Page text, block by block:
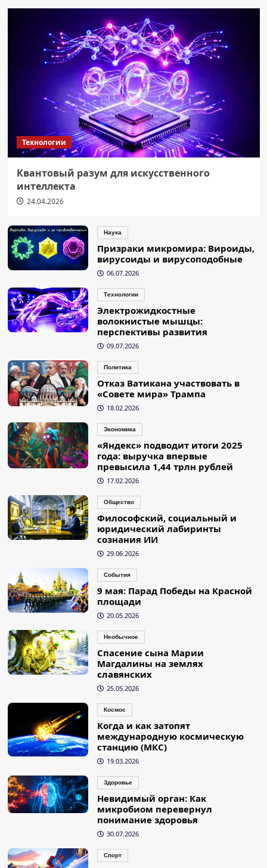
Технологии
Квантовый разум для искусственного
интеллекта
24.04.2026
Наука
Призраки микромира: Вироиды,
вирусоиды и вирусоподобные
06.07.2026
Технологии
Электрожидкостные
волокнистые мышцы:
перспективы развития
09.07.2026
Политика
Отказ Ватикана участвовать в
«Совете мира» Трампа
18.02.2026
Экономика
«Яндекс» подводит итоги 2025
года: выручка впервые
превысила 1,44 трлн рублей
17.02.2026
Общество
Философский, социальный и
юридический лабиринты
сознания ИИ
29.06.2026
События
9 мая: Парад Победы на Красной
площади
20.05.2026
Необычное
Спасение сына Марии
Магдалины на землях
славянских
25.05.2026
Космос
Когда и как затопят
международную космическую
станцию (МКС)
19.03.2026
Здоровье
Невидимый орган: Как
микробиом перевернул
понимание здоровья
30.07.2026
Спорт